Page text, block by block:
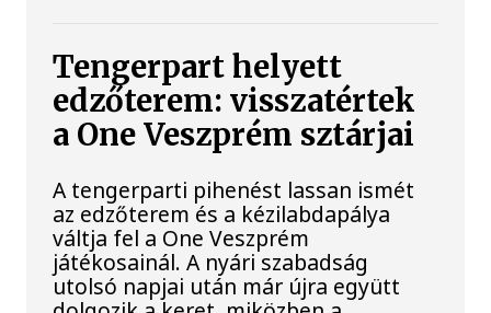
Tengerpart helyett
edzőterem: visszatértek
a One Veszprém sztárjai
A tengerparti pihenést lassan ismét
az edzőterem és a kézilabdapálya
váltja fel a One Veszprém
játékosainál. A nyári szabadság
utolsó napjai után már újra együtt